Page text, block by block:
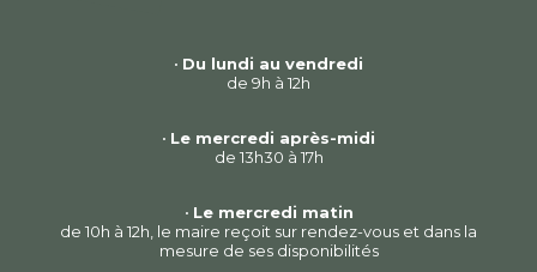
• Du lundi au vendredi
de 9h à 12h
• Le mercredi après-midi
de 13h30 à 17h
• Le mercredi matin
de 10h à 12h, le maire reçoit sur rendez-vous et dans la
mesure de ses disponibilités